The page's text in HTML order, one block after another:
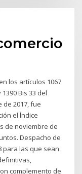
los artículos 1067
Bis 33 del
de 2017, fue
el Índice
de noviembre de
Despacho de
para las que sean
complemento de